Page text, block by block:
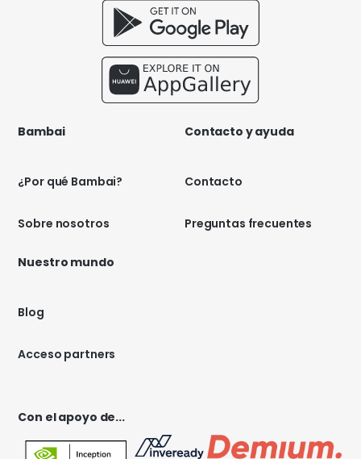
Bambai
¿Por qué Bambai?
Sobre nosotros
Contacto y ayuda
Contacto
Preguntas frecuentes
Nuestro mundo
Blog
Acceso partners
Con el apoyo de...